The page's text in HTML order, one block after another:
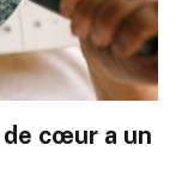
de cœur a un